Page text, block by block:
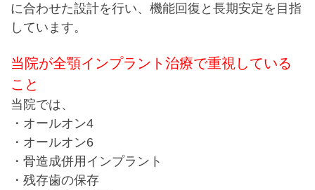
に合わせた設計を行い、 機能回復と長期安定を目指
しています。
当院が全顎インプラント治療で重視している
こと
当院では、
・オールオン4
・オールオン6
・骨造成併用インプラント
・残存歯の保存